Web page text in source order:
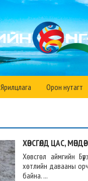
Ярилцлага Орон нутагт
ХӨВСГӨЛД ЦАС,
Хөвсгөл аймгийн
хөтлийн давааны
байна. ...